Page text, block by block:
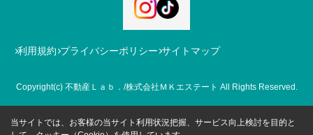
利用規約 プライバシーポリシー サイトマップ
Copyright(c) 不動産Ｌａｂ．/株式会社ＭＫエステート All Rights Reserved.
当サイトでは、お客様の当サイト利用状況把握、サービス向上検討を目的と